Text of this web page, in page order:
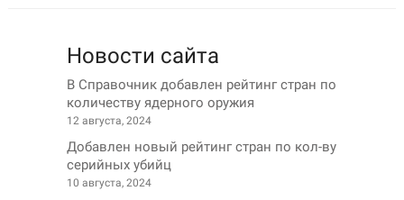
Новости сайта
В Справочник добавлен рейтинг стран по
количеству ядерного оружия
12 августа, 2024
Добавлен новый рейтинг стран по кол-ву
серийных убийц
10 августа, 2024